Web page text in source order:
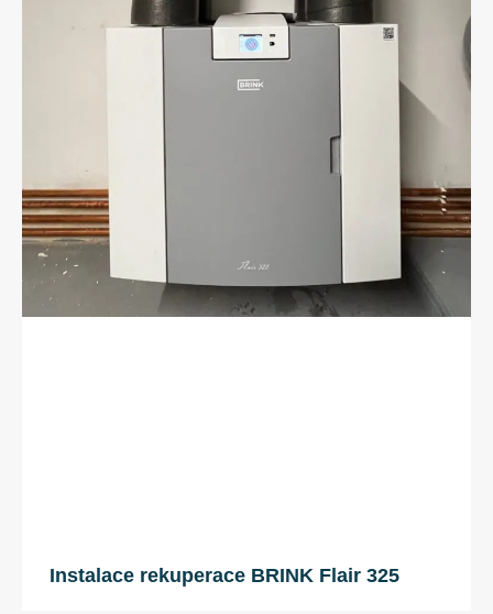
Instalace rekuperace BRINK Flair 325